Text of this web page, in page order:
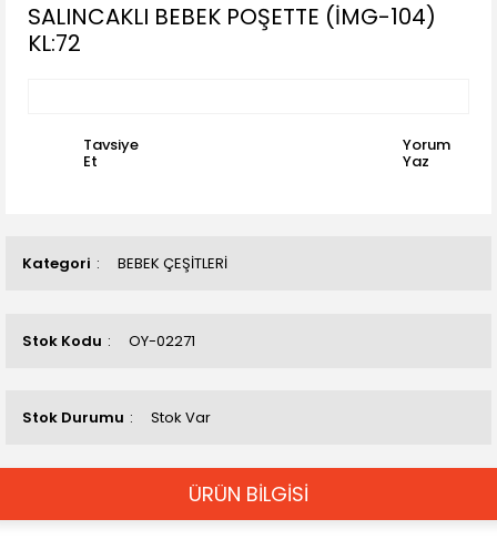
Kategori BEBEK ÇEŞİTLERİ
Stok Kodu OY-02271
Stok Durumu Stok Var
SALINCAKLI BEBEK POŞETTE (İMG-104)
KL:72
Tavsiye
Et
Yorum
Yaz
ÜRÜN BİLGİSİ